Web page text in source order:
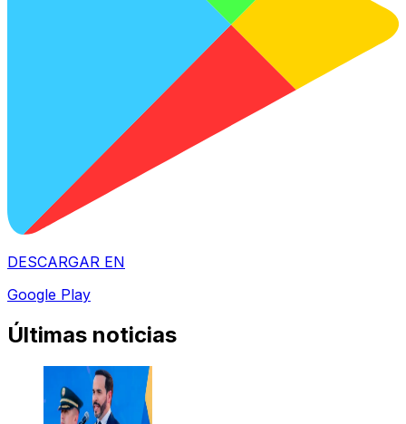
DESCARGAR EN
Google Play
Últimas noticias